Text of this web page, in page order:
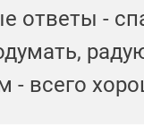
ответы -
- всего